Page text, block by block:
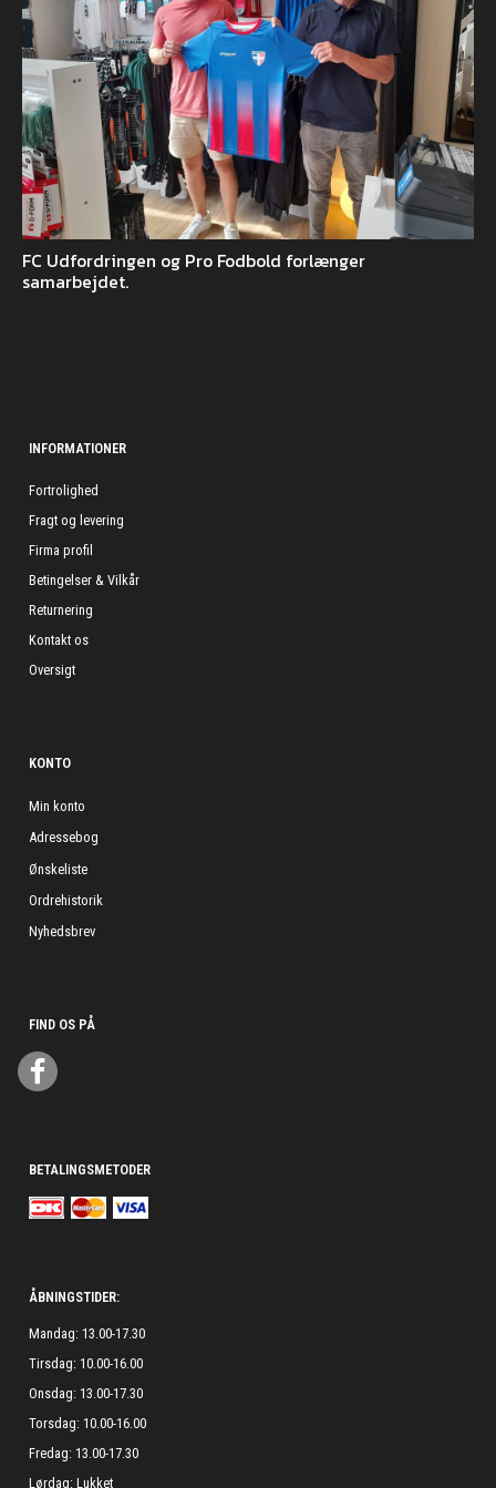
FC Udfordringen og Pro Fodbold forlænger
samarbejdet.
INFORMATIONER
Fortrolighed
Fragt og levering
Firma profil
Betingelser & Vilkår
Returnering
Kontakt os
Oversigt
KONTO
Min konto
Adressebog
Ønskeliste
Ordrehistorik
Nyhedsbrev
FIND OS PÅ
BETALINGSMETODER
ÅBNINGSTIDER:
Mandag: 13.00-17.30
Tirsdag: 10.00-16.00
Onsdag: 13.00-17.30
Torsdag: 10.00-16.00
Fredag: 13.00-17.30
Lørdag: Lukket